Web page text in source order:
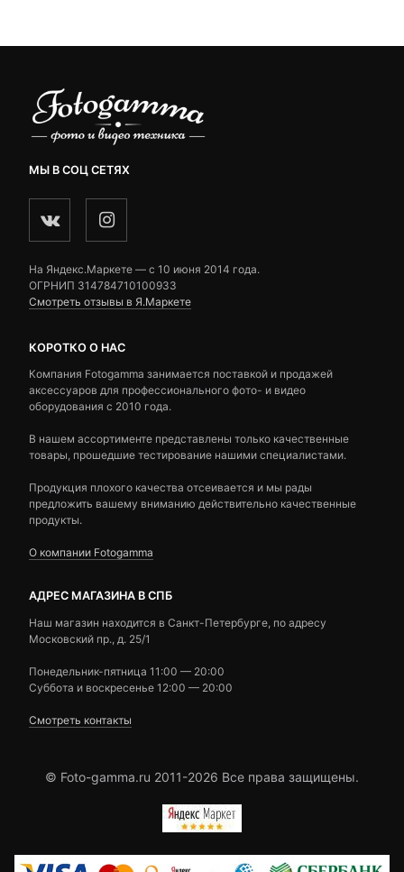
МЫ В СОЦ СЕТЯХ
На Яндекс.Маркете — c 10 июня 2014 года.
ОГРНИП 314784710100933
Смотреть отзывы в Я.Маркете
КОРОТКО О НАС
Компания Fotogamma занимается поставкой и продажей
аксессуаров для профессионального фото- и видео
оборудования с 2010 года.
В нашем ассортименте представлены только качественные
товары, прошедшие тестирование нашими специалистами.
Продукция плохого качества отсеивается и мы рады
предложить вашему вниманию действительно качественные
продукты.
О компании Fotogamma
АДРЕС МАГАЗИНА В СПБ
Наш магазин находится в Санкт-Петербурге, по адресу
Московский пр., д. 25/1
Понедельник-пятница 11:00 — 20:00
Суббота и воскресенье 12:00 — 20:00
Смотреть контакты
© Foto-gamma.ru 2011-2026 Все права защищены.